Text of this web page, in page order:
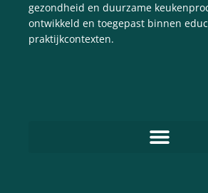
gezondheid en duurzame
ontwikkeld en toegepast binnen
praktijkcontexten.